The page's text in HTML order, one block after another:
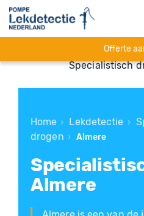
Offerte
Specialistisch
Home › Lekdetectie ›
drogen › Almere
Almere